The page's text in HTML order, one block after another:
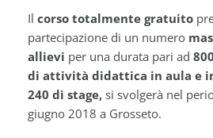
Ilcorso totalmente gratuito
partecipazione di un numero
allievi per una durata pari ad
di attività didattica in aula e
240 di stage,si svolgerà nel
giugno 2018 a Grosseto.